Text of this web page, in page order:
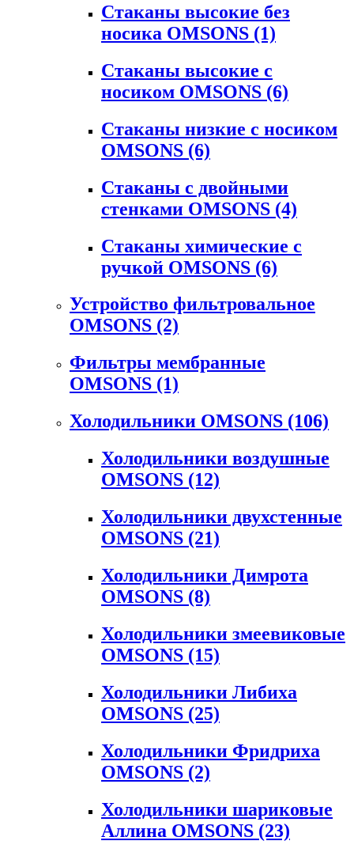
Стаканы высокие без
носика OMSONS (1)
Стаканы высокие с
носиком OMSONS (6)
Стаканы низкие с носиком
OMSONS (6)
Стаканы с двойными
стенками OMSONS (4)
Стаканы химические с
ручкой OMSONS (6)
Устройство фильтровальное
OMSONS (2)
Фильтры мембранные
OMSONS (1)
Холодильники OMSONS (106)
Холодильники воздушные
OMSONS (12)
Холодильники двухстенные
OMSONS (21)
Холодильники Димрота
OMSONS (8)
Холодильники змеевиковые
OMSONS (15)
Холодильники Либиха
OMSONS (25)
Холодильники Фридриха
OMSONS (2)
Холодильники шариковые
Аллина OMSONS (23)